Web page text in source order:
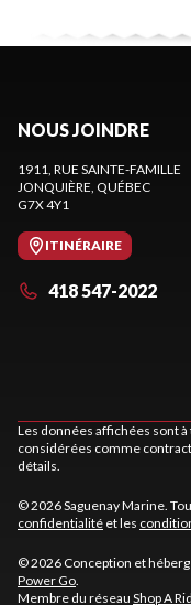
NOUS JOINDRE
1911, RUE SAINTE-FAMILLE
JONQUIÈRE, QUÉBEC
G7X 4Y1
ITINÉRAIRE
418 547-2022
Les données affichées sont
considérées comme
détails.
© 2026 Saguenay Marine.
confidentialité et les
© 2026 Conception et
Power Go.
Membre du réseau Shop A